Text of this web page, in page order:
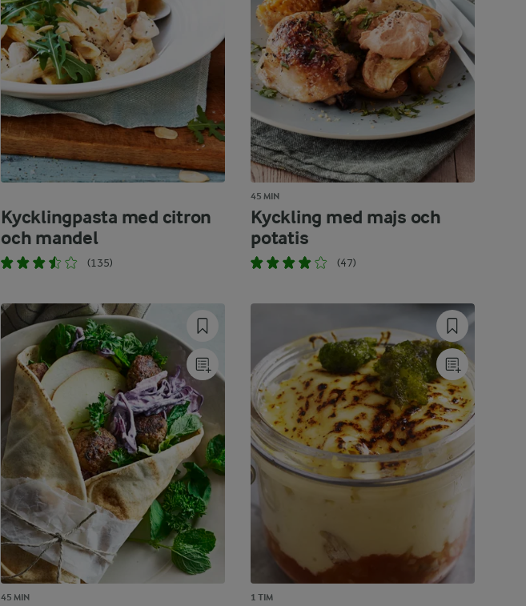
Kycklingpasta med citron
och mandel
(135)
45 MIN
Kyckling med majs och
potatis
(47)
45 MIN 1 TIM